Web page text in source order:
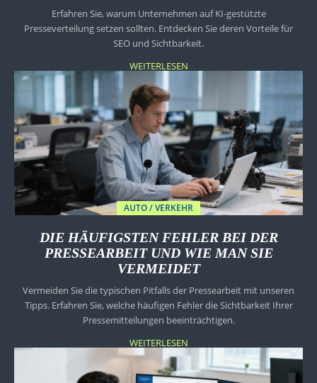
Erfahren Sie, warum Unternehmen auf KI-gestützte
Presseverteilung setzen sollten. Entdecken Sie deren Vorteile für
SEO und Sichtbarkeit.
WEITERLESEN
AUTO / VERKEHR
DIE HÄUFIGSTEN FEHLER BEI DER
PRESSEARBEIT UND WIE MAN SIE
VERMEIDET
Vermeiden Sie die typischen Pitfalls der Pressearbeit mit unseren
Tipps. Erfahren Sie, welche häufigen Fehler die Sichtbarkeit Ihrer
Pressemitteilungen beeinträchtigen.
WEITERLESEN